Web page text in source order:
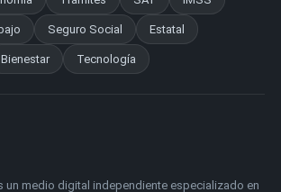
Seguro Social Estatal
Bienestar Tecnología
un medio digital independiente especializado en